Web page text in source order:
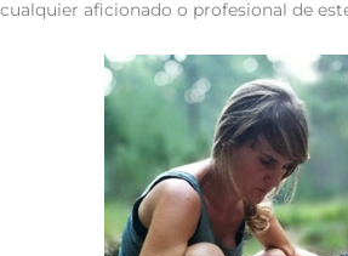
cualquier aficionado o profesional de